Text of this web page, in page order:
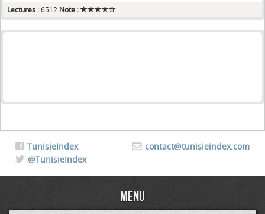
Lectures :6512 Note :
contact@tunisieindex.com
TunisieIndex
@TunisieIndex
Menu